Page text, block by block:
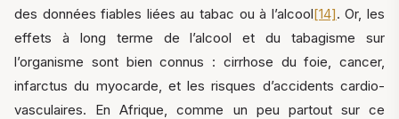
des données fiables liées au tabac ou à l’alcool[14]. Or, les
effets à long terme de l’alcool et du tabagisme sur
l’organisme sont bien connus : cirrhose du foie, cancer,
infarctus du myocarde, et les risques d’accidents cardio-
vasculaires. En Afrique, comme un peu partout sur ce